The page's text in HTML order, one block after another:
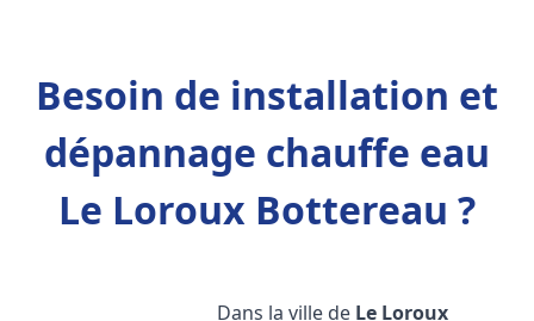
Besoin de installation et
dépannage chauffe eau
Le Loroux Bottereau ?
Dans la ville de Le Loroux